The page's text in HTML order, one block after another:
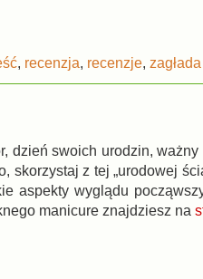
, recenzja, recenzje, zagłada
dzień swoich urodzin,
skorzystaj z tej „urodowej
aspekty wyglądu
manicure znajdziesz na